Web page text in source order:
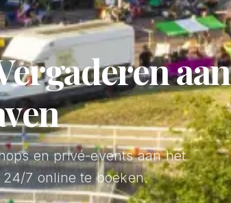
aan
en privé-events aan het
7 online te boeken.